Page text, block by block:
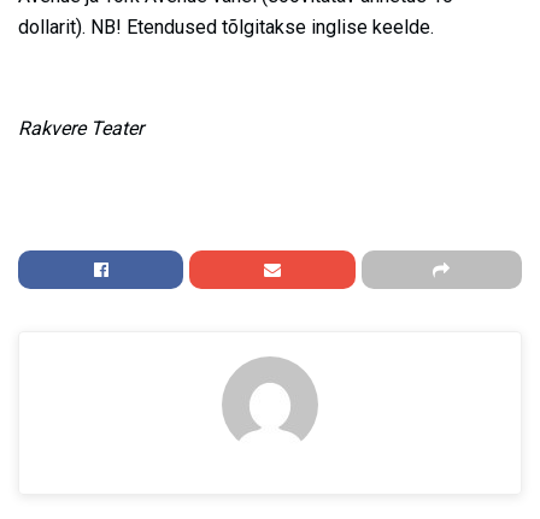
dollarit). NB! Etendused tõlgitakse inglise keelde.
Rakvere Teater